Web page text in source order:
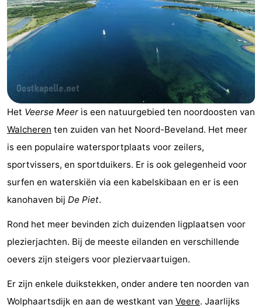
Webcam
Strand
Overnachten
Appartementen
-
Park
Loverendale
-
Résidence
Wijngaerde
Bed
(&
Campings
-
Domburg
Hof
-
Het Veerse Meer is een natuurgebied ten noordoosten van
Walcheren ten zuiden van het Noord-Beveland. Het meer
is een populaire watersportplaats voor zeilers,
sportvissers, en sportduikers. Er is ook gelegenheid voor
surfen en waterskiën via een kabelskibaan en er is een
kanohaven bij De Piet.
Rond het meer bevinden zich duizenden ligplaatsen voor
plezierjachten. Bij de meeste eilanden en verschillende
oevers zijn steigers voor pleziervaartuigen.
Er zijn enkele duikstekken, onder andere ten noorden van
Wolphaartsdijk en aan de westkant van Veere. Jaarlijks